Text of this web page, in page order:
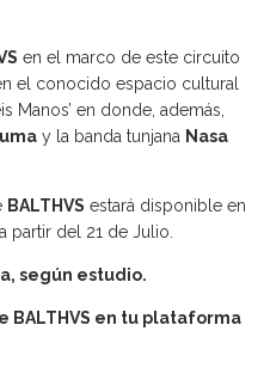
en el marco de este circuito
el conocido espacio cultural
Manos’ en donde, además,
y la banda tunjana Nasa
BALTHVS estará disponible en
partir del 21 de Julio.
según estudio.
BALTHVS en tu plataforma